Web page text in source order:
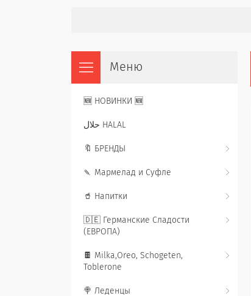
🆕 НОВИНКИ 🆕
حلال HALAL
🔖 БРЕНДЫ
🍡 Мармелад и Суфле
🥤 Напитки
🇩🇪 Германские Сладости
(ЕВРОПА)
🍫 Milka,Oreo, Schogeten,
Toblerone
🍭 Леденцы